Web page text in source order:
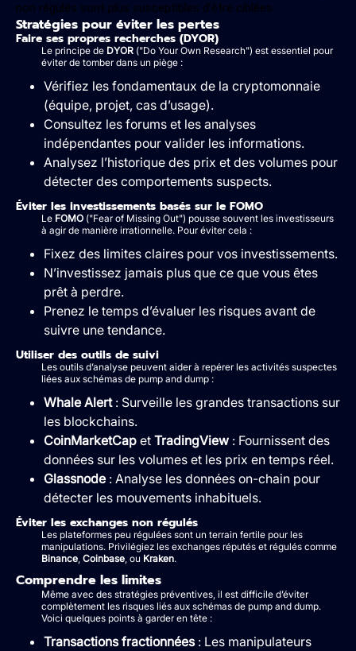
non régulés sont plus susceptibles d’être ciblées.
Stratégies pour éviter les pertes
Faire ses propres recherches (DYOR)
Le principe de DYOR ("Do Your Own Research") est essentiel pour
éviter de tomber dans un piège :
Vérifiez les fondamentaux de la cryptomonnaie
(équipe, projet, cas d’usage).
Consultez les forums et les analyses
indépendantes pour valider les informations.
Analysez l’historique des prix et des volumes pour
détecter des comportements suspects.
Éviter les investissements basés sur le FOMO
Le FOMO ("Fear of Missing Out") pousse souvent les investisseurs
à agir de manière irrationnelle. Pour éviter cela :
Fixez des limites claires pour vos investissements.
N’investissez jamais plus que ce que vous êtes
prêt à perdre.
Prenez le temps d’évaluer les risques avant de
suivre une tendance.
Utiliser des outils de suivi
Les outils d’analyse peuvent aider à repérer les activités suspectes
liées aux schémas de pump and dump :
Whale Alert: Surveille les grandes transactions sur
les blockchains.
CoinMarketCap et TradingView : Fournissent des
données sur les volumes et les prix en temps réel.
Glassnode : Analyse les données on-chain pour
détecter les mouvements inhabituels.
Éviter les exchanges non régulés
Les plateformes peu régulées sont un terrain fertile pour les
manipulations. Privilégiez les exchanges réputés et régulés comme
Binance, Coinbase, ou Kraken.
Comprendre les limites
Même avec des stratégies préventives, il est difficile d’éviter
complètement les risques liés aux schémas de pump and dump.
Voici quelques points à garder en tête :
Transactions fractionnées: Les manipulateurs